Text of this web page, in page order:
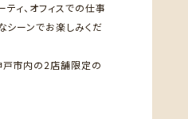
ティ、オフィスでの仕事
シーンでお楽しみくだ
戸市内の2店舗限定の